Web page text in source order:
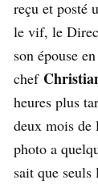
reçu et posté
le vif, le
son épouse
chef
heures plus
deux mois
photo a
sait que seuls